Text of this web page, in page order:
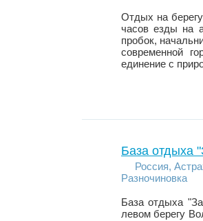
Отдых на
часов езды на
пробок,
современной
единение с
База отдыха
Россия,
Разночиновка
База отдыха
левом берегу